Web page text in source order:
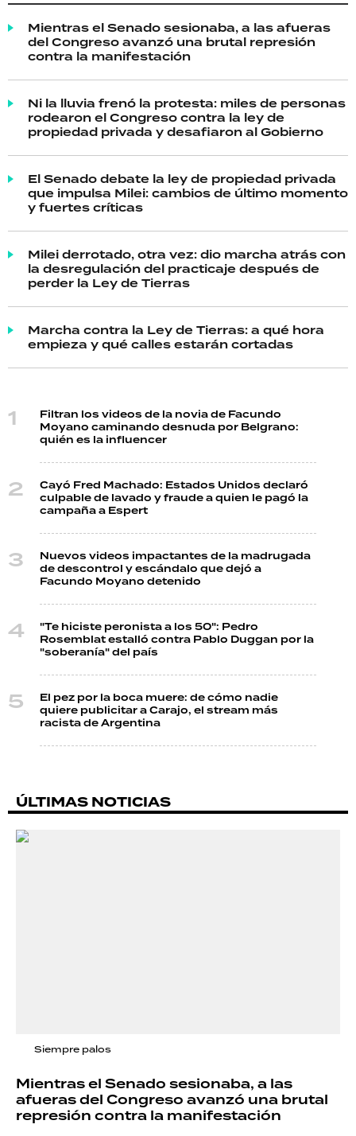
Mientras el Senado sesionaba, a las afueras
del Congreso avanzó una brutal represión
contra la manifestación
Ni la lluvia frenó la protesta: miles de personas
rodearon el Congreso contra la ley de
propiedad privada y desafiaron al Gobierno
El Senado debate la ley de propiedad privada
que impulsa Milei: cambios de último momento
y fuertes críticas
Milei derrotado, otra vez: dio marcha atrás con
la desregulación del practicaje después de
perder la Ley de Tierras
Marcha contra la Ley de Tierras: a qué hora
empieza y qué calles estarán cortadas
Filtran los videos de la novia de Facundo
Moyano caminando desnuda por Belgrano:
quién es la influencer
Cayó Fred Machado: Estados Unidos declaró
culpable de lavado y fraude a quien le pagó la
campaña a Espert
Nuevos videos impactantes de la madrugada
de descontrol y escándalo que dejó a
Facundo Moyano detenido
"Te hiciste peronista a los 50": Pedro
Rosemblat estalló contra Pablo Duggan por la
"soberanía" del país
El pez por la boca muere: de cómo nadie
quiere publicitar a Carajo, el stream más
racista de Argentina
ÚLTIMAS NOTICIAS
Siempre palos
Mientras el Senado sesionaba, a las
afueras del Congreso avanzó una brutal
represión contra la manifestación